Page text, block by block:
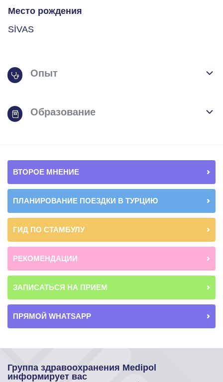
Место рождения
SİVAS
Опыт
Образование
ВТОРОЕ МНЕНИЕ
ПЛАНИРОВАНИЕ ПОЕЗДКИ В ТУРЦИЮ
ГИД ПО СТАМБУЛУ
РЕКОМЕНДАЦИИ
ЗАПИСАТЬСЯ НА ПРИЕМ
ПРЯМОЙ WHATSAPP
Группа здравоохранения Medipol
информирует вас